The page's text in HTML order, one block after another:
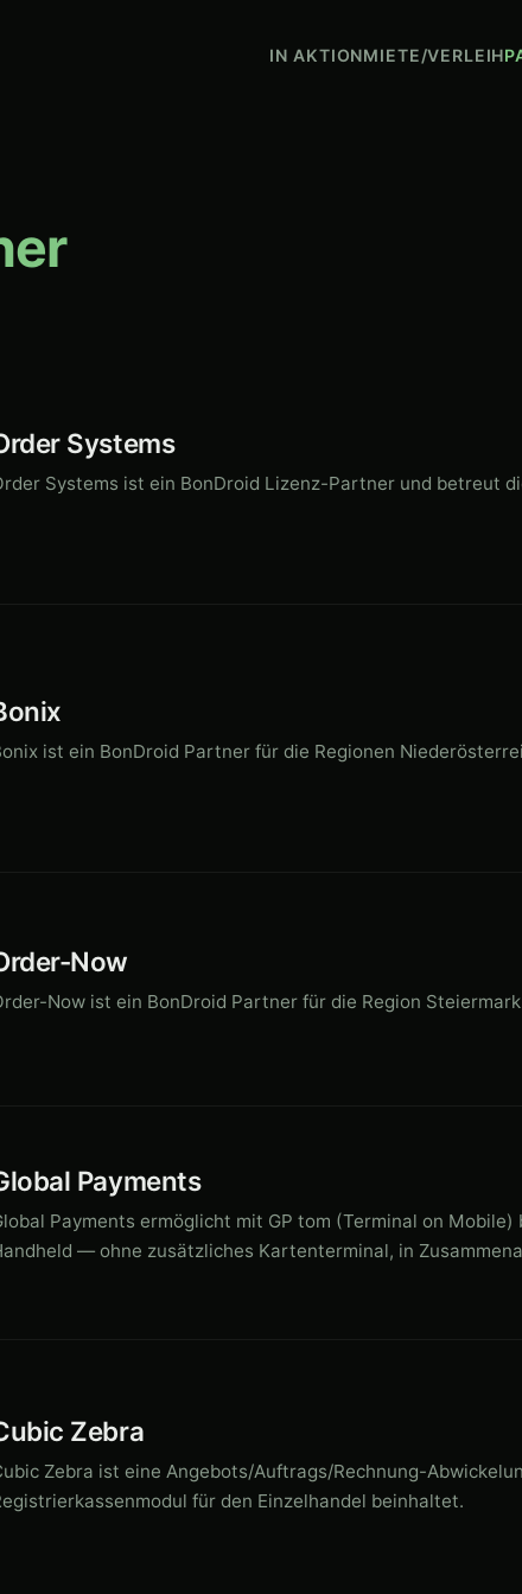
IN AKTIONMIETE/VERLEIH
Systems
Systems ist ein BonDroid Lizenz-Partner und betreut
ist ein BonDroid Partner für die Regionen
Now
Now ist ein BonDroid Partner für die Region
Payments
Payments ermöglicht mit GP tom (Terminal on
— ohne zusätzliches Kartenterminal, in
Zebra
Zebra ist eine Angebots/Auftrags/Rechnung-
für den Einzelhandel beinhaltet.